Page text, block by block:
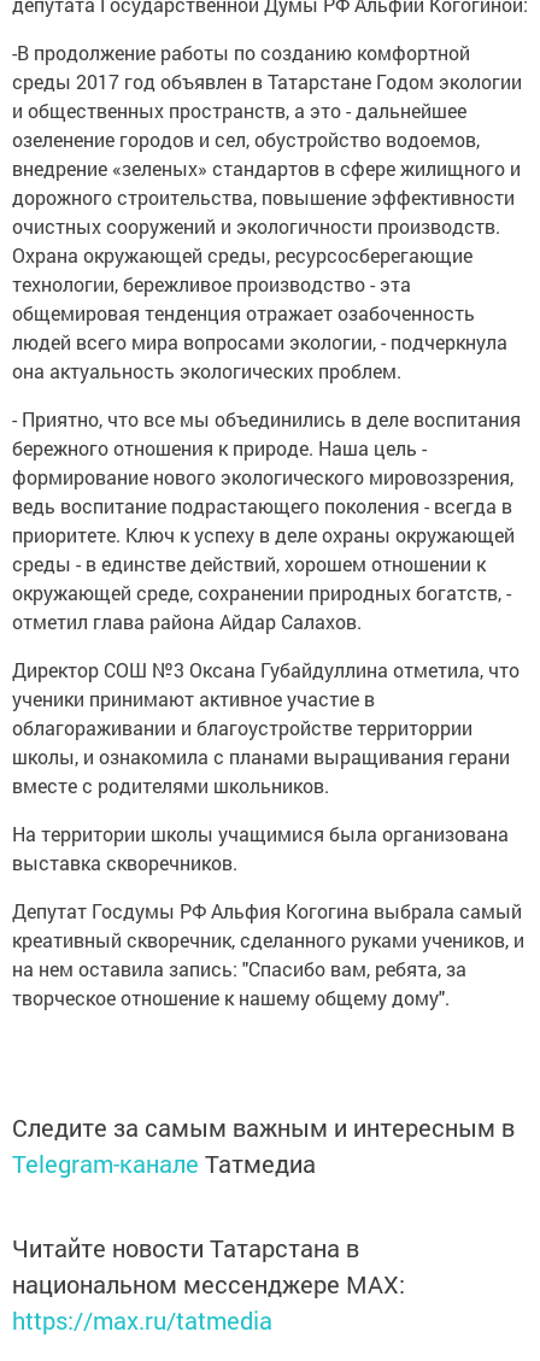
-В продолжение работы по созданию комфортной
среды 2017 год объявлен в Татарстане Годом экологии
и общественных пространств, а это - дальнейшее
озеленение городов и сел, обустройство водоемов,
внедрение «зеленых» стандартов в сфере жилищного и
дорожного строительства, повышение эффективности
очистных сооружений и экологичности производств.
Охрана окружающей среды, ресурсосберегающие
технологии, бережливое производство - эта
общемировая тенденция отражает озабоченность
людей всего мира вопросами экологии, - подчеркнула
она актуальность экологических проблем.
- Приятно, что все мы объединились в деле воспитания
бережного отношения к природе. Наша цель -
формирование нового экологического мировоззрения,
ведь воспитание подрастающего поколения - всегда в
приоритете. Ключ к успеху в деле охраны окружающей
среды - в единстве действий, хорошем отношении к
окружающей среде, сохранении природных богатств, -
отметил глава района Айдар Салахов.
Директор СОШ №3 Оксана Губайдуллина отметила, что
ученики принимают активное участие в
облагораживании и благоустройстве территоррии
школы, и ознакомила с планами выращивания герани
вместе с родителями школьников.
На территории школы учащимися была организована
выставка скворечников.
Депутат Госдумы РФ Альфия Когогина выбрала самый
креативный скворечник, сделанного руками учеников, и
на нем оставила запись: "Спасибо вам, ребята, за
творческое отношение к нашему общему дому".
Следите за самым важным и интересным в
Telegram-канале Татмедиа
Читайте новости Татарстана в
национальном мессенджере MАХ:
https://max.ru/tatmedia